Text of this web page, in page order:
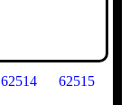
62514
62515